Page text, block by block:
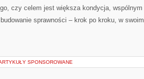
czy celem jest większa kondycja,
sprawności – krok po kroku, w
SPONSOROWANE